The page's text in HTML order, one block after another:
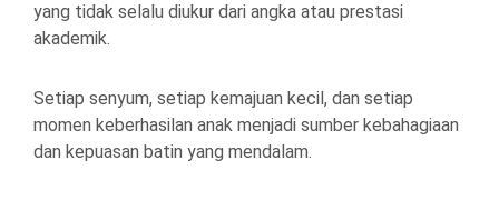
yang tidak selalu diukur dari angka atau prestasi
akademik.
Setiap senyum, setiap kemajuan kecil, dan setiap
momen keberhasilan anak menjadi sumber kebahagiaan
dan kepuasan batin yang mendalam.